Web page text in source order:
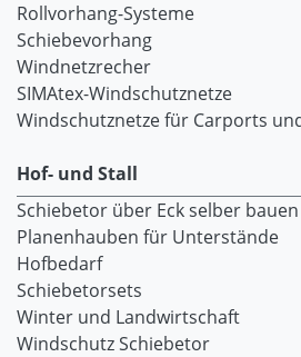
Rollvorhang-Systeme
Schiebevorhang
Windnetzrecher
SIMAtex-Windschutznetze
Windschutznetze für Carports
Hof- und Stall
Schiebetor über Eck selber bauen
Planenhauben für Unterstände
Hofbedarf
Schiebetorsets
Winter und Landwirtschaft
Windschutz Schiebetor